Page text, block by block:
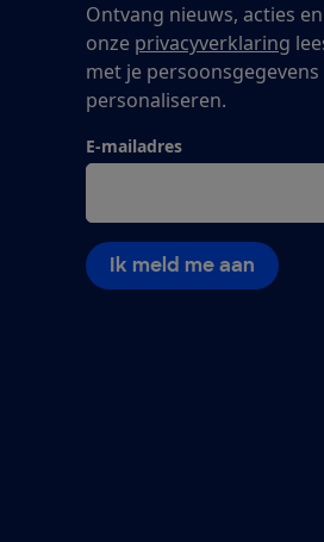
Ontvang nieuws, acties
onze privacyverklaring
met je
personaliseren.
E-mailadres
Ik meld me aan